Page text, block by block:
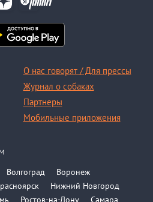
О нас говорят / Для прессы
Журнал о собаках
Партнеры
Мобильные приложения
Волгоград
Воронеж
Нижний Новгород
Ростов-на-Дону Самара